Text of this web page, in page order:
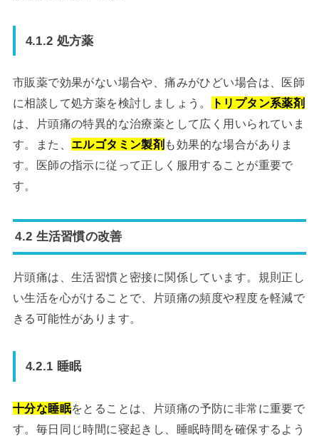
4.1.2 処方薬
市販薬で効果がない場合や、痛みがひどい場合は、医師
に相談して処方薬を検討しましょう。
トリプタン系薬剤
は、片頭痛の特異的な治療薬として広く用いられていま
す。また、 エルゴタミン製剤 も効果的な場合がありま
す。医師の指示に従って正しく服用することが重要で
す。
4.2 生活習慣の改善
片頭痛は、生活習慣と密接に関係しています。規則正し
い生活を心がけることで、片頭痛の頻度や程度を軽減で
きる可能性があります。
4.2.1 睡眠
十分な睡眠をとることは、片頭痛の予防に非常に重要で
す。毎日同じ時間に寝起きし、睡眠時間を確保するよう